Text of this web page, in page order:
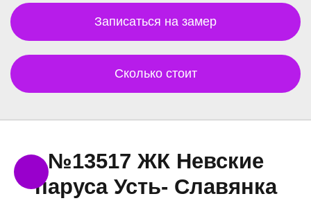
Записаться на замер
Сколько стоит
№13517 ЖК Невские
паруса Усть- Славянка